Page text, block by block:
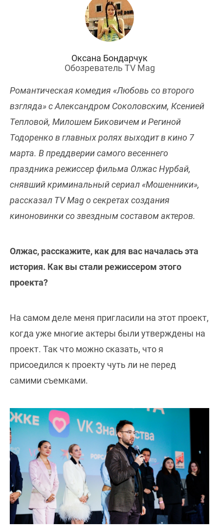
Оксана Бондарчук
Обозреватель TV Mag
Романтическая комедия «Любовь со второго
взгляда» с Александром Соколовским, Ксенией
Тепловой, Милошем Биковичем и Региной
Тодоренко в главных ролях выходит в кино 7
марта. В преддверии самого весеннего
праздника режиссер фильма Олжас Нурбай,
снявший криминальный сериал «Мошенники»,
рассказал TV Mag о секретах создания
киноновинки со звездным составом актеров.
Олжас, расскажите, как для вас началась эта
история. Как вы стали режиссером этого
проекта?
На самом деле меня пригласили на этот проект,
когда уже многие актеры были утверждены на
проект. Так что можно сказать, что я
присоедился к проекту чуть ли не перед
самими съемками.